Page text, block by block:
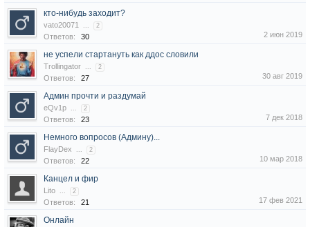
кто-нибудь заходит?
vato20071 ... 2
Ответов: 30 2 июн 2019
не успели стартануть как ддос словили
Trollingator ... 2
Ответов: 27 30 авг 2019
Админ прочти и раздумай
eQv1p ... 2
Ответов: 23 7 дек 2018
Немного вопросов (Админу)...
FlayDex ... 2
Ответов: 22 10 мар 2018
Канцел и фир
Lito ... 2
Ответов: 21 17 фев 2021
Онлайн